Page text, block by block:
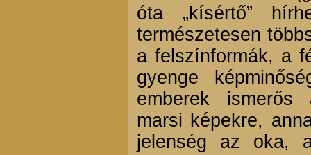
óta „kísértő”
természetesen
a felszínformák, a
gyenge
emberek ismerős
marsi képekre,
jelenség az oka,